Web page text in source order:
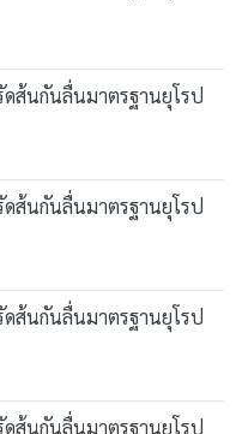
ดส้นกันลื่นมาตรฐานยุโรป
ดส้นกันลื่นมาตรฐานยุโรป
ดส้นกันลื่นมาตรฐานยุโรป
ดส้นกันลื่นมาตรฐานยุโรป